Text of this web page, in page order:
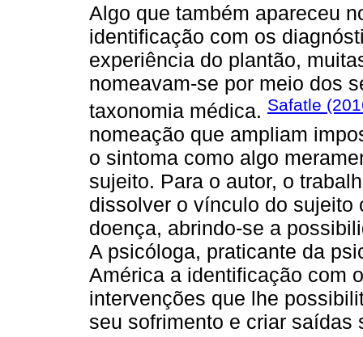
Algo que também apareceu
identificação com os
experiência do plantão,
nomeavam-se por meio dos
taxonomia médica. Safatle
nomeação que ampliam
o sintoma como algo
sujeito. Para o autor, o
dissolver o vínculo do sujeito
doença, abrindo-se a
A psicóloga, praticante da
América a identificação com
intervenções que lhe
seu sofrimento e criar